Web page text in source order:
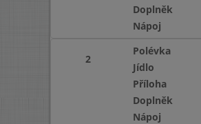
Doplněk
Nápoj
2
Polévka
Jídlo
Příloha
Doplněk
Nápoj